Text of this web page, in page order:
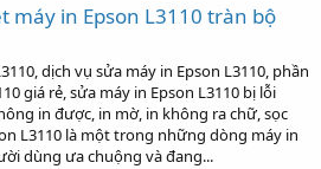
máy in Epson L3110 tràn bộ
dịch vụ sửa máy in Epson L3110, phần
giá rẻ, sửa máy in Epson L3110 bị lỗi
in được, in mờ, in không ra chữ, sọc
L3110 là một trong những dòng máy in
dùng ưa chuộng và đang...